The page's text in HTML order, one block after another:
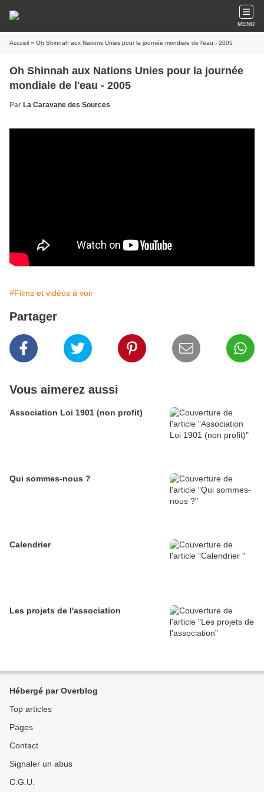
MENU
Accueil » Oh Shinnah aux Nations Unies pour la journée mondiale de l'eau - 2005
Oh Shinnah aux Nations Unies pour la journée
mondiale de l'eau - 2005
Par La Caravane des Sources
#Films et vidéos à voir
Partager
Vous aimerez aussi
Association Loi 1901 (non profit)
Qui sommes-nous ?
Calendrier
Les projets de l'association
Hébergé par Overblog
Top articles
Pages
Contact
Signaler un abus
C.G.U.